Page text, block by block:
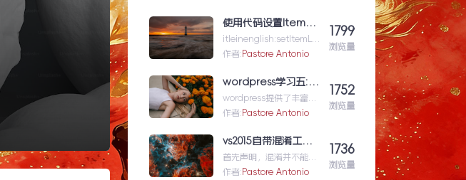
统）高度集成在一起，使
AD（ActiveDirectory)的
同步机制
使用代码设置Item级的权限（权限总结1）
itleinenglish:setItemLev
elPermissionforShar...使
（权限总结1）
作者:Pastore Antonio
1799
浏览量
wordpress提供了丰富的
xmlrpc接口api来供我们
的开源社区有人
过wordpress_xmlrpc的
python包远程操作
作者:Pastore Antonio
1752
浏览量
vs2015自带混淆工具DotFuscator使用方法（超简单）
首先声明，混淆并不能防
反编译工具，只能增加反
作者:Pastore Antonio
1736
浏览量